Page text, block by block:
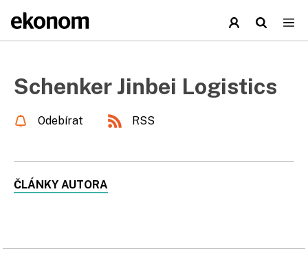
Schenker Jinbei Logistics
Odebírat RSS
ČLÁNKY AUTORA